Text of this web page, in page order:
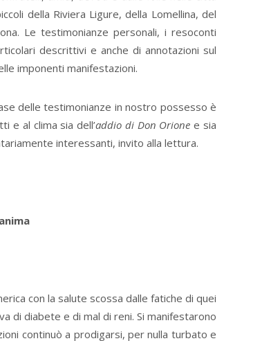
della Riviera Ligure, della Lomellina, del
Le testimonianze personali, i resoconti
descrittivi e anche di annotazioni sul
imponenti manifestazioni.
delle testimonianze in nostro possesso è
e al clima sia dell’addio di Don Orione e sia
interessanti, invito alla lettura.
con la salute scossa dalle fatiche di quei
di diabete e di mal di reni. Si manifestarono
continuò a prodigarsi, per nulla turbato e